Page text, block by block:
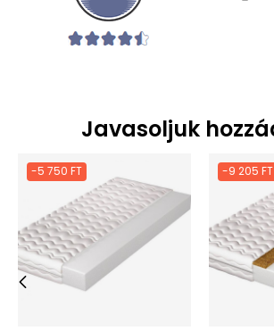
Javasoljuk
-5 750 FT -9 205 FT